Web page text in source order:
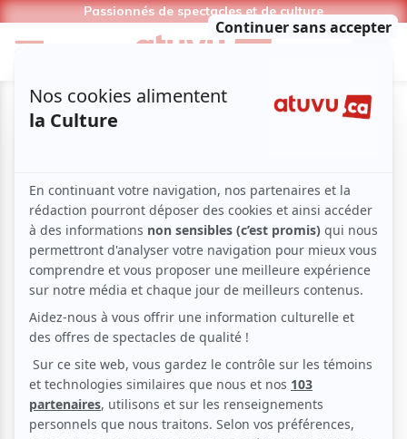
Passionnés de spectacles et de culture